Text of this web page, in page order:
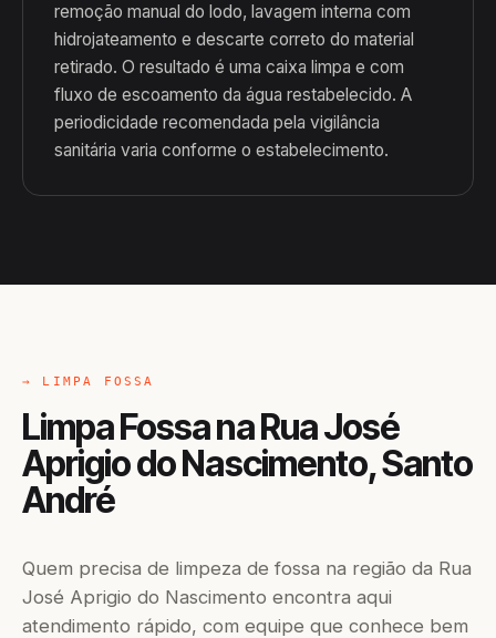
remoção manual do lodo, lavagem interna com
hidrojateamento e descarte correto do material
retirado. O resultado é uma caixa limpa e com
fluxo de escoamento da água restabelecido. A
periodicidade recomendada pela vigilância
sanitária varia conforme o estabelecimento.
→ LIMPA FOSSA
Limpa Fossa na Rua José
Aprigio do Nascimento, Santo
André
Quem precisa de limpeza de fossa na região da Rua
José Aprigio do Nascimento encontra aqui
atendimento rápido, com equipe que conhece bem